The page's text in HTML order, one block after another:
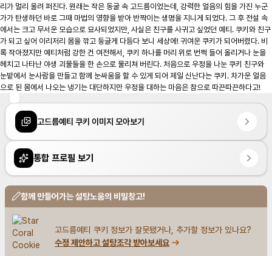
리가 멀리 울려 퍼진다. 원래는 작은 동굴 속 고드름이었는데, 강력한 얼음의 힘을 가진 누군
가가 탄생하던 바로 그때 마법의 영향을 받아 반짝이는 생명을 지니게 되었다. 그 후 전설 속
에서는 크고 무서운 모습으로 묘사되었지만, 사실은 친구를 사귀고 싶었던 예티. 쿠키와 친구
가 되고 싶어 이리저리 몸을 깎고 둥글게 다듬다 보니 세상에! 귀여운 쿠키가 되어버렸다. 비
록 작아졌지만 예티처럼 강한 건 여전해서, 쿠키 하나를 머리 위로 번쩍 들어 올리거나 눈을
헤치고 나타난 야생 괴물들을 한 손으로 물리쳐 버린다. 처음으로 우정을 나눈 쿠키 친구와
눈밭에서 눈사람을 만들고 함께 눈싸움을 할 수 있게 되어 제일 신난다는 쿠키. 차가운 얼음
으로 된 몸에서 나오는 냉기는 대단하지만 우정을 대하는 마음은 참으로 따끈따끈하다고!
고드름예티 쿠키 이미지 모아보기
통합 프로필 보기
함께 만들어가는 설탕노움의 비밀창고!
고드름예티 쿠키 정보가 잘못됐거나, 추가할 정보가 있나요?
수정 제안하고 설탕조각 받아보세요